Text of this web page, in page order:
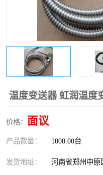
温度变送器 虹润温度
价格： 面议
产品数量： 1000.00台
发货地址： 河南省郑州中原
温度变送器
智能锅炉水位计
流量仪表